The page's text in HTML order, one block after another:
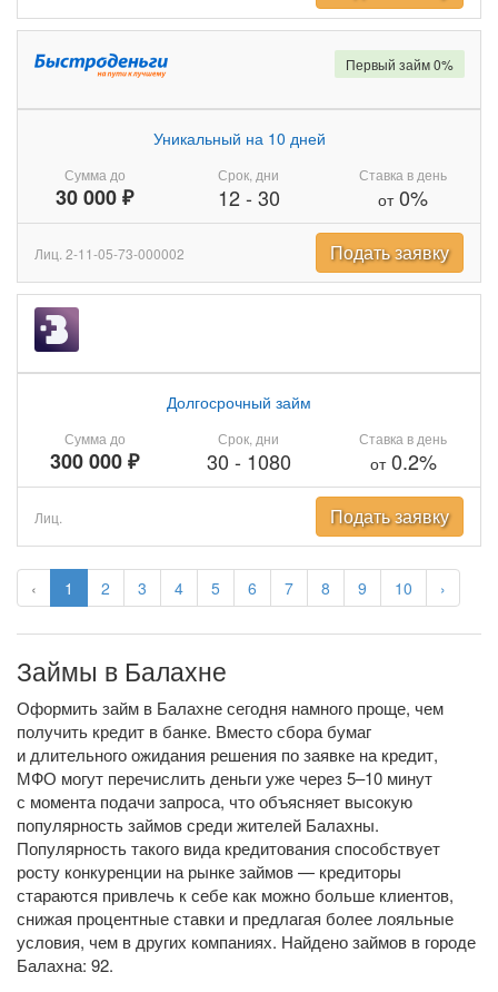
‹ 1 2 3 4 5 6 7 8 9 10 ›
Сумма до
30 000 ₽
Уникальный на 10 дней
Срок, дни
12- 30
Ставка в день
от0%
Первый займ 0%
Лиц. 2-11-05-73-000002 Подать заявку
Сумма до
300 000 ₽
Долгосрочный займ
Срок, дни
30 - 1080
Ставка в день
от0.2%
Лиц. Подать заявку
Займы в Балахне
Оформить займ в Балахне сегодня намного проще, чем
получить кредит в банке. Вместо сбора бумаг
и длительного ожидания решения по заявке на кредит,
МФО могут перечислить деньги уже через 5–10 минут
с момента подачи запроса, что объясняет высокую
популярность займов среди жителей Балахны.
Популярность такого вида кредитования способствует
росту конкуренции на рынке займов — кредиторы
стараются привлечь к себе как можно больше клиентов,
снижая процентные ставки и предлагая более лояльные
условия, чем в других компаниях. Найдено займов в городе
Балахна: 92.